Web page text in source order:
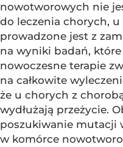
nowotworowych nie
do leczenia chorych,
prowadzone jest z
na wyniki badań,
nowoczesne terapie
na całkowite
że u chorych z
wydłużają przeżycie.
poszukiwanie mutacji
w komórce